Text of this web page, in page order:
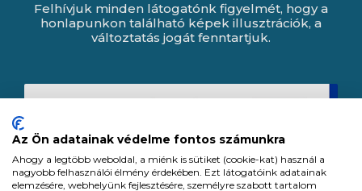
Felhívjuk minden látogatónk figyelmét, hogy a
honlapunkon található képek illusztrációk, a
változtatás jogát fenntartjuk.
Az Ön adatainak védelme fontos számunkra
Ahogy a legtöbb weboldal, a miénk is sütiket (cookie-kat) használ a
nagyobb felhasználói élmény érdekében. Ezt látogatóink adatainak
elemzésére, webhelyünk fejlesztésére, személyre szabott tartalom